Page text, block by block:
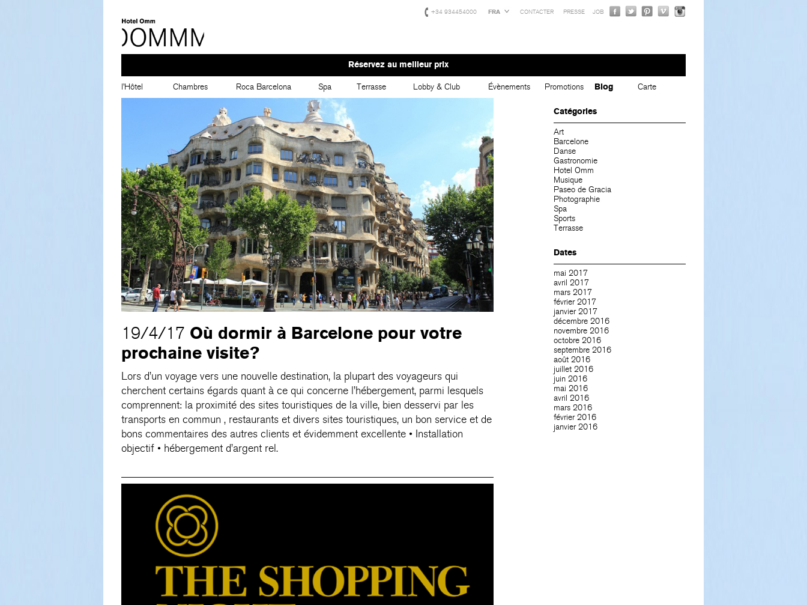
+34 934454000 FRA CONTACTER PRESSE JOB
Réservez au meilleur prix
l’Hôtel Chambres Roca Barcelona Spa Terrasse Lobby & Club Évènements Promotions Blog Carte
19/4/17 Où dormir à Barcelone pour votre
prochaine visite?
Lors d’un voyage vers une nouvelle destination, la plupart des voyageurs qui
cherchent certains égards quant à ce qui concerne l’hébergement, parmi lesquels
comprennent: la proximité des sites touristiques de la ville, bien desservi par les
transports en commun , restaurants et divers sites touristiques, un bon service et de
bons commentaires des autres clients et évidemment excellente • Installation
objectif • hébergement d’argent rel.
Catégories
Art
Barcelone
Danse
Gastronomie
Hotel Omm
Musique
Paseo de Gracia
Photographie
Spa
Sports
Terrasse
Dates
mai 2017
avril 2017
mars 2017
février 2017
janvier 2017
décembre 2016
novembre 2016
octobre 2016
septembre 2016
août 2016
juillet 2016
juin 2016
mai 2016
avril 2016
mars 2016
février 2016
janvier 2016